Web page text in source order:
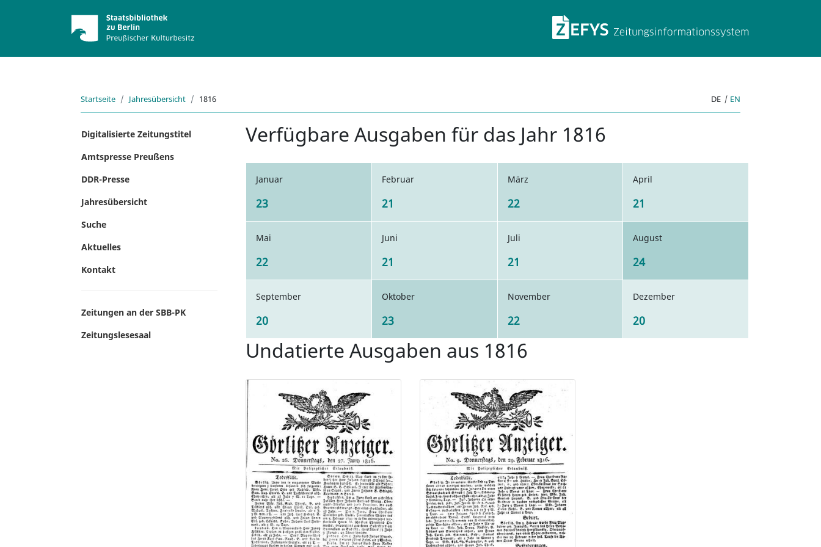
ZEFYS
Startseite Jahresübersicht 1816 DE | EN
Digitalisierte Zeitungstitel
Amtspresse Preußens
DDR-Presse
Jahresübersicht
Suche
Aktuelles
Kontakt
Zeitungen an der SBB-PK
Zeitungslesesaal
Verfügbare Ausgaben für das Jahr 1816
Januar
23
Februar
21
März
22
April
21
Mai
22
Juni
21
Juli
21
August
24
September
20
Oktober
23
November
22
Dezember
20
Undatierte Ausgaben aus 1816